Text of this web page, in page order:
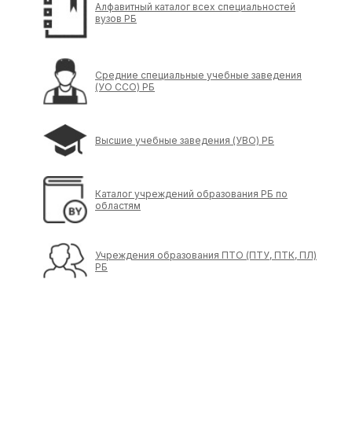
Алфавитный каталог всех специальностей
вузов РБ
Средние специальные учебные заведения
(УО ССО) РБ
Высшие учебные заведения (УВО) РБ
Каталог учреждений образования РБ по
областям
Учреждения образования ПТО (ПТУ, ПТК, ПЛ)
РБ